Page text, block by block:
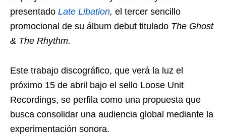
presentado Late Libation, el tercer sencillo
promocional de su álbum debut titulado The Ghost
& The Rhythm.
Este trabajo discográfico, que verá la luz el
próximo 15 de abril bajo el sello Loose Unit
Recordings, se perfila como una propuesta que
busca consolidar una audiencia global mediante la
experimentación sonora.